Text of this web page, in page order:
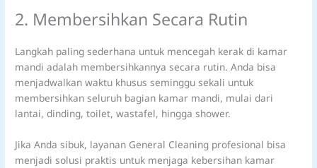
2. Membersihkan Secara Rutin
Langkah paling sederhana untuk mencegah kerak di kamar
mandi adalah membersihkannya secara rutin. Anda bisa
menjadwalkan waktu khusus seminggu sekali untuk
membersihkan seluruh bagian kamar mandi, mulai dari
lantai, dinding, toilet, wastafel, hingga shower.
Jika Anda sibuk, layanan General Cleaning profesional bisa
menjadi solusi praktis untuk menjaga kebersihan kamar